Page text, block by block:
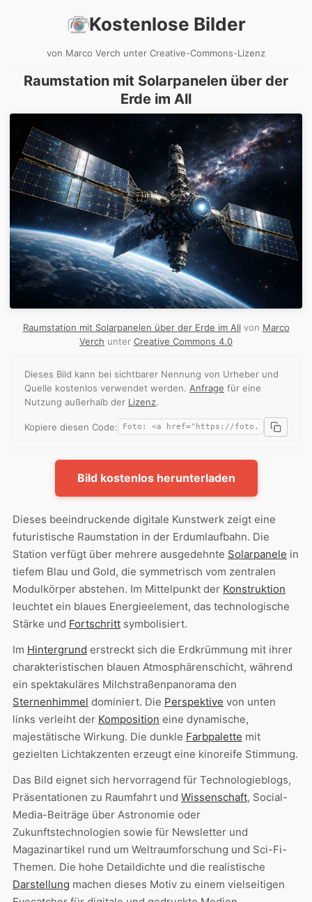
Kostenlose Bilder
von Marco Verch unter Creative-Commons-Lizenz
Raumstation mit Solarpanelen über der
Erde im All
Raumstation mit Solarpanelen über der Erde im All von Marco
Verch unter Creative Commons 4.0
Dieses Bild kann bei sichtbarer Nennung von Urheber und
Quelle kostenlos verwendet werden. Anfrage für eine
Nutzung außerhalb der Lizenz.
Kopiere diesen Code:
Bild kostenlos herunterladen
Dieses beeindruckende digitale Kunstwerk zeigt eine
futuristische Raumstation in der Erdumlaufbahn. Die
Station verfügt über mehrere ausgedehnte Solarpanele in
tiefem Blau und Gold, die symmetrisch vom zentralen
Modulkörper abstehen. Im Mittelpunkt der Konstruktion
leuchtet ein blaues Energieelement, das technologische
Stärke und Fortschritt symbolisiert.
Im Hintergrund erstreckt sich die Erdkrümmung mit ihrer
charakteristischen blauen Atmosphärenschicht, während
ein spektakuläres Milchstraßenpanorama den
Sternenhimmel dominiert. Die Perspektive von unten
links verleiht der Komposition eine dynamische,
majestätische Wirkung. Die dunkle Farbpalette mit
gezielten Lichtakzenten erzeugt eine kinoreife Stimmung.
Das Bild eignet sich hervorragend für Technologieblogs,
Präsentationen zu Raumfahrt und Wissenschaft, Social-
Media-Beiträge über Astronomie oder
Zukunftstechnologien sowie für Newsletter und
Magazinartikel rund um Weltraumforschung und Sci-Fi-
Themen. Die hohe Detaildichte und die realistische
Darstellung machen dieses Motiv zu einem vielseitigen